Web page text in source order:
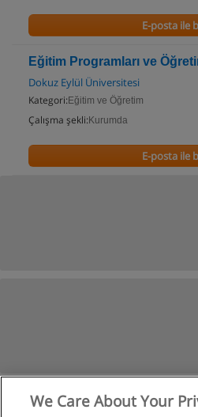
E-posta ile
Eğitim Programları ve
Dokuz Eylül Üniversitesi
Kategori: Eğitim ve Öğretim
Çalışma şekli: Kurumda
E-posta ile
We Care About Your